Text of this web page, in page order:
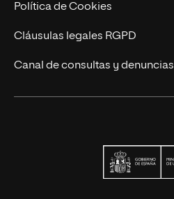
Política de Cookies
Cláusulas legales RGPD
Canal de consultas y denuncias